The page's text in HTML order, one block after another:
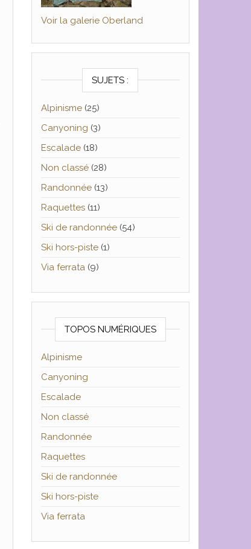
Voir la galerie Oberland
SUJETS :
Alpinisme(25)
Canyoning (3)
Escalade(18)
Non classé(28)
Randonnée(13)
Raquettes(11)
Ski de randonnée(54)
Ski hors-piste(1)
Via ferrata(9)
TOPOS NUMÉRIQUES
Alpinisme
Canyoning
Escalade
Non classé
Randonnée
Raquettes
Ski de randonnée
Ski hors-piste
Via ferrata